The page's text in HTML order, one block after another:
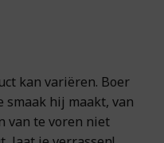
kan variëren. Boer
hij maakt, van
van te voren niet